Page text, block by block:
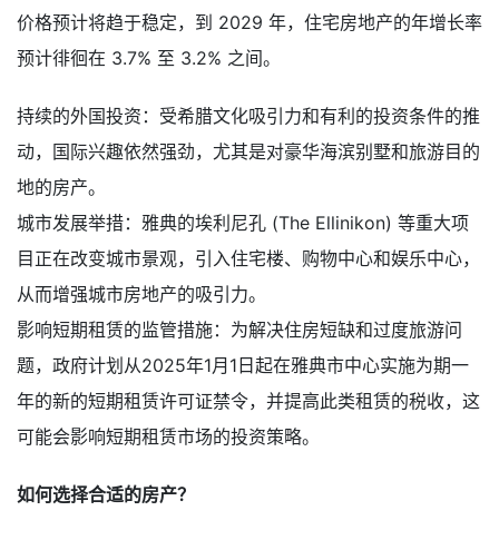
价格预计将趋于稳定，到 2029 年，住宅房地产的年增长率
预计徘徊在 3.7% 至 3.2% 之间。
持续的外国投资：受希腊文化吸引力和有利的投资条件的推
动，国际兴趣依然强劲，尤其是对豪华海滨别墅和旅游目的
地的房产。
城市发展举措：雅典的埃利尼孔 (The Ellinikon) 等重大项
目正在改变城市景观，引入住宅楼、购物中心和娱乐中心，
从而增强城市房地产的吸引力。
影响短期租赁的监管措施：为解决住房短缺和过度旅游问
题，政府计划从2025年1月1日起在雅典市中心实施为期一
年的新的短期租赁许可证禁令，并提高此类租赁的税收，这
可能会影响短期租赁市场的投资策略。
如何选择合适的房产？